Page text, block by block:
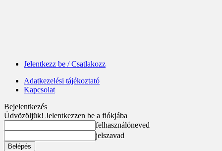
Jelentkezz be / Csatlakozz
Adatkezelési tájékoztató
Kapcsolat
Bejelentkezés
Üdvözöljük! Jelentkezzen be a fiókjába
felhasználóneved
jelszavad